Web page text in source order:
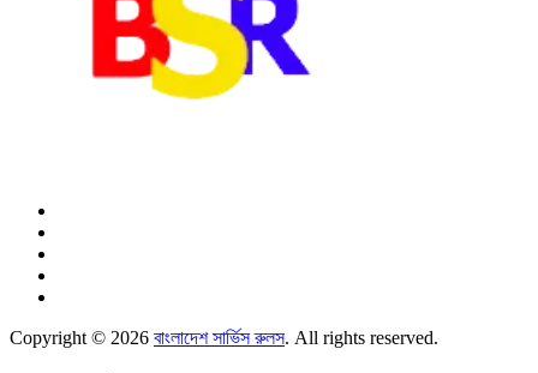
Copyright © 2026 বাংলাদেশ সার্ভিস রুলস. All rights reserved.